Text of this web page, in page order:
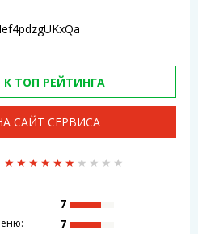
К ТОП РЕЙТИНГА
САЙТ СЕРВИСА
7
7